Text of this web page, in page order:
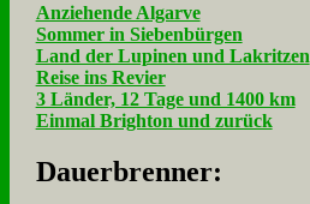
Anziehende Algarve
Sommer in Siebenbürgen
Land der Lupinen und Lakritzen
Reise ins Revier
3 Länder, 12 Tage und 1400 km
Einmal Brighton und zurück
Dau­er­bren­ner: